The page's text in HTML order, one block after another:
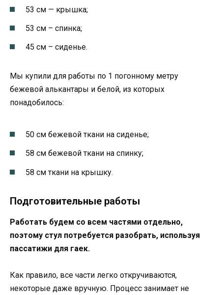
53 см — крышка;
53 см – спинка;
45 см – сиденье.
Мы купили для работы по 1 погонному метру
бежевой алькантары и белой, из которых
понадобилось:
50 см бежевой ткани на сиденье;
58 см бежевой ткани на спинку;
58 см ткани на крышку.
Подготовительные работы
Работать будем со всем частями отдельно,
поэтому стул потребуется разобрать, используя
пассатижи для гаек.
Как правило, все части легко откручиваются,
некоторые даже вручную. Процесс занимает не